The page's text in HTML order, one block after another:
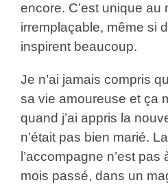
encore. C’est unique
irremplaçable, même si
inspirent beaucoup.
Je n’ai jamais compris
sa vie amoureuse et ça
quand j’ai appris la
n’était pas bien marié.
l’accompagne n’est
mois passé, dans un